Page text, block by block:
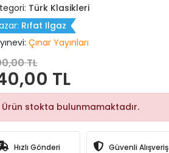
Türk Klasikleri
Rıfat Ilgaz
Çınar Yayınları
TL
TL
Ürün stokta bulunmamaktadır.
Hızlı Gönderi Güvenli Alışveriş